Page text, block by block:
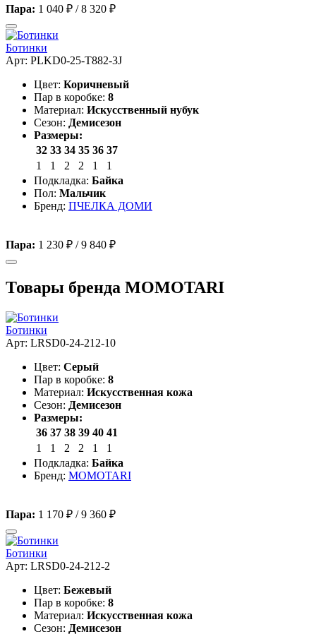
Пара: 1 040 ₽ /8 320 ₽
Ботинки
Арт: PLKD0-25-T882-3J
Цвет: Коричневый
Пар в коробке: 8
Материал: Искусственный нубук
Сезон: Демисезон
Размеры:
32 33 34 35 36 37
1
1 2 2 1
1
Подкладка: Байка
Пол: Мальчик
Бренд: ПЧЕЛКА ДОМИ
Пара: 1 230 ₽ /9 840 ₽
Товары бренда MOMOTARI
Ботинки
Арт: LRSD0-24-212-10
Цвет: Серый
Пар в коробке: 8
Материал: Искусственная кожа
Сезон: Демисезон
Размеры:
36 37 38 39 40 41
1
1 2 2 1
1
Подкладка: Байка
Бренд: MOMOTARI
Пара: 1 170 ₽ /9 360 ₽
Ботинки
Арт: LRSD0-24-212-2
Цвет: Бежевый
Пар в коробке: 8
Материал: Искусственная кожа
Сезон: Демисезон